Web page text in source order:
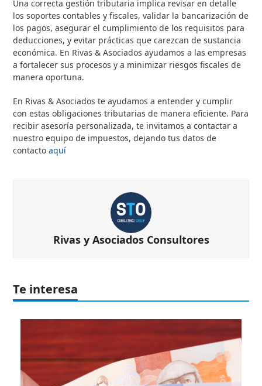
Una correcta gestión tributaria implica revisar en detalle
los soportes contables y fiscales, validar la bancarización de
los pagos, asegurar el cumplimiento de los requisitos para
deducciones, y evitar prácticas que carezcan de sustancia
económica. En Rivas & Asociados ayudamos a las empresas
a fortalecer sus procesos y a minimizar riesgos fiscales de
manera oportuna.
En Rivas & Asociados te ayudamos a entender y cumplir
con estas obligaciones tributarias de manera eficiente. Para
recibir asesoría personalizada, te invitamos a contactar a
nuestro equipo de impuestos, dejando tus datos de
contactoaquí
Rivas y Asociados Consultores
Te interesa